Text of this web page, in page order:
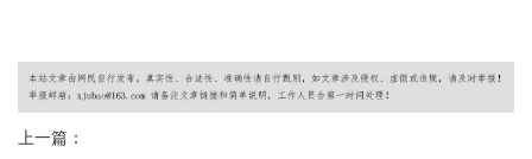
上一篇：